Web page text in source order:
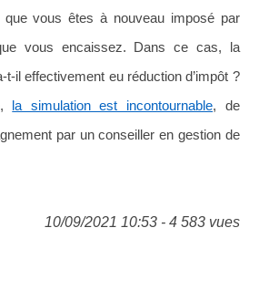
vous êtes à nouveau imposé par
vous encaissez. Dans ce cas, la
il effectivement eu réduction d’impôt ?
la simulation est incontournable, de
par un conseiller en gestion de
10/09/2021 10:53 - 4 583 vues